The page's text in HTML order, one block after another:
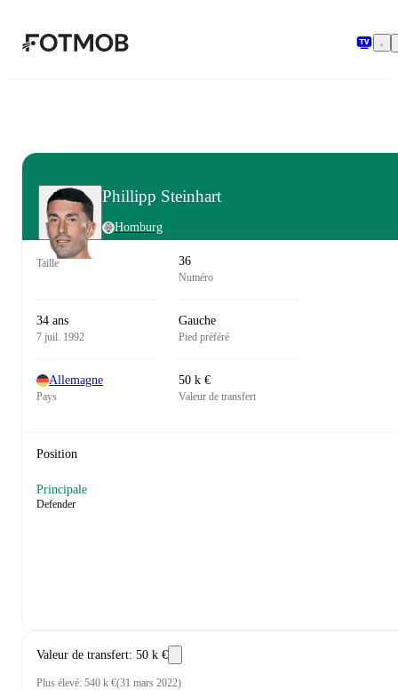
Phillipp Steinhart
Homburg
Taille 36
Numéro
34 ans
7 juil. 1992
Gauche
Pied préféré
Allemagne
Pays
50 k €
Valeur de transfert
Position
Principale
Defender
Valeur de transfert: 50 k €
Plus élevé: 540 k €(31 mars 2022)